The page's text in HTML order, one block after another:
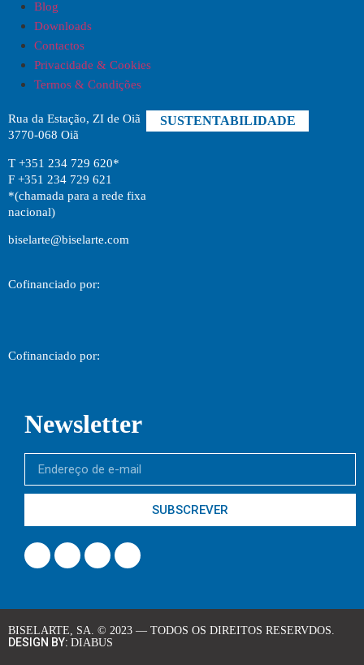
Blog
Downloads
Contactos
Privacidade & Cookies
Termos & Condições
Rua da Estação, ZI de Oiã
3770-068 Oiã
T +351 234 729 620*
F +351 234 729 621
*(chamada para a rede fixa
nacional)
biselarte@biselarte.com
SUSTENTABILIDADE
Cofinanciado por:
Cofinanciado por:
Newsletter
SUBSCREVER
BISELARTE, SA. © 2023 — TODOS OS DIREITOS RESERVDOS.
DESIGN BY: DIABUS